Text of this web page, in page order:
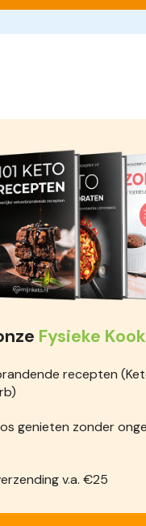
Fysieke
recepten
genieten zonder
v.a. €25